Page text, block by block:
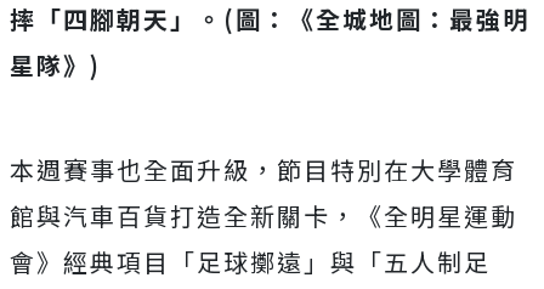
摔「四腳朝天」。(圖：《全城地圖：最強明
星隊》)
本週賽事也全面升級， 節目特別在大學體育
館與汽車百貨打造全新關卡，《全明星運動
會》 經典項目「足球擲遠」與「五人制足